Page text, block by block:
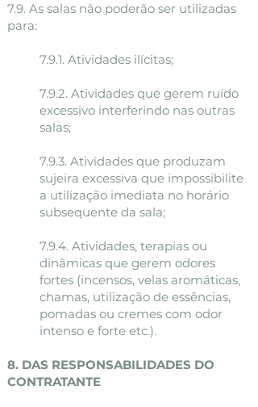
7.9. As salas não poderão ser utilizadas
para:
7.9.1. Atividades ilícitas;
7.9.2. Atividades que gerem ruído
excessivo interferindo nas outras
salas;
7.9.3. Atividades que produzam
sujeira excessiva que impossibilite
a utilização imediata no horário
subsequente da sala;
7.9.4. Atividades, terapias ou
dinâmicas que gerem odores
fortes (incensos, velas aromáticas,
chamas, utilização de essências,
pomadas ou cremes com odor
intenso e forte etc.).
8. DAS RESPONSABILIDADES DO
CONTRATANTE